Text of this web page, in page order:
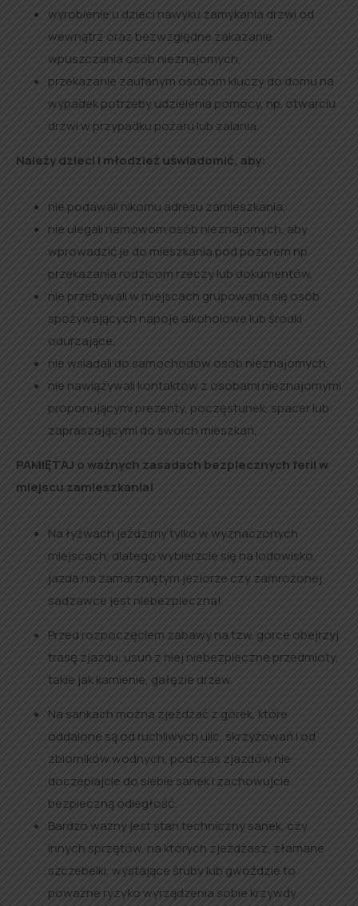
wyrobienie u dzieci nawyku zamykania drzwi od
wewnątrz oraz bezwzględne zakazanie
wpuszczania osób nieznajomych,
przekazanie zaufanym osobom kluczy do domu na
wypadek potrzeby udzielenia pomocy, np. otwarciu
drzwi w przypadku pożaru lub zalania.
Należy dzieci i młodzież uświadomić, aby:
nie podawali nikomu adresu zamieszkania,
nie ulegali namowom osób nieznajomych, aby
wprowadzić je do mieszkania pod pozorem np.
przekazania rodzicom rzeczy lub dokumentów,
nie przebywali w miejscach grupowania się osób
spożywających napoje alkoholowe lub środki
odurzające,
nie wsiadali do samochodów osób nieznajomych,
nie nawiązywali kontaktów z osobami nieznajomymi
proponującymi prezenty, poczęstunek, spacer lub
zapraszającymi do swoich mieszkań,
PAMIĘTAJ o ważnych zasadach bezpiecznych ferii w
miejscu zamieszkania!
Na łyżwach jeździmy tylko w wyznaczonych
miejscach, dlatego wybierzcie się na lodowisko,
jazda na zamarzniętym jeziorze czy zamrożonej
sadzawce jest niebezpieczna!
Przed rozpoczęciem zabawy na tzw. górce obejrzyj
trasę zjazdu, usuń z niej niebezpieczne przedmioty,
takie jak kamienie, gałęzie drzew.
Na sankach można zjeżdżać z górek, które
oddalone są od ruchliwych ulic, skrzyżowań i od
zbiorników wodnych, podczas zjazdów nie
doczepiajcie do siebie sanek i zachowujcie
bezpieczną odległość.
Bardzo ważny jest stan techniczny sanek, czy
innych sprzętów, na których zjeżdżasz, złamane
szczebelki, wystające śruby lub gwoździe to
poważne ryzyko wyrządzenia sobie krzywdy.